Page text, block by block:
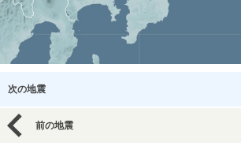
次の地震
前の地震